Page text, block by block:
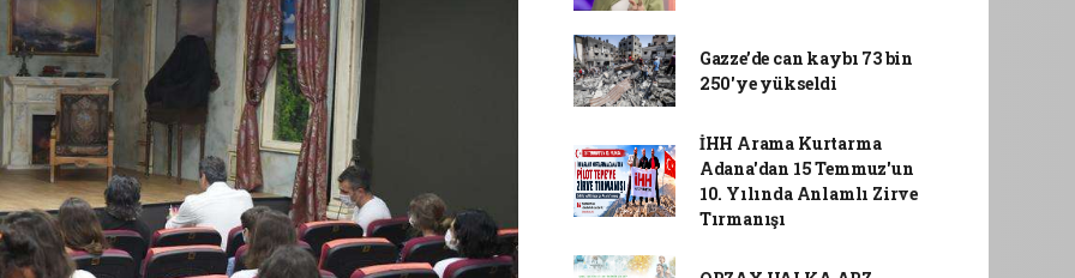
Gazze’de can kaybı 73 bin
250'ye yükseldi
İHH Arama Kurtarma
Adana'dan 15 Temmuz'un
10. Yılında Anlamlı Zirve
Tırmanışı